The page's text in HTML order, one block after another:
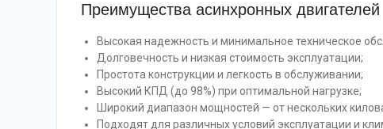
Преимущества асинхронных двигателей
Высокая надежность и минимальное техническое
Долговечность и низкая стоимость эксплуатации;
Простота конструкции и легкость в обслуживании;
Высокий КПД (до 98%) при оптимальной нагрузке;
Широкий диапазон мощностей — от нескольких
Подходят для различных условий эксплуатации и